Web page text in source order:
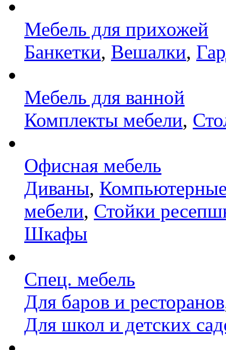
Мебель для прихожей
Банкетки, Вешалки,
Мебель для ванной
Комплекты мебели,
Офисная мебель
Диваны,
мебели, Стойки
Шкафы
Спец. мебель
Для баров и ресторанов
Для школ и детских